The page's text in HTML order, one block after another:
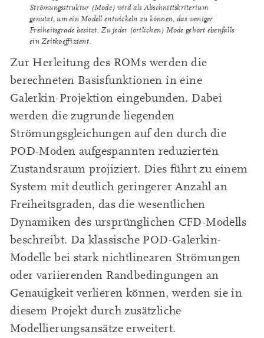
Strömungsstruktur (Mode) wird als Abschnittskriterium
genutzt, um ein Modell entwickeln zu können, das weniger
Freiheitsgrade besitzt. Zu jeder (örtlichen) Mode gehört ebenfalls
ein Zeitkoeffizient.
Zur Herleitung des ROMs werden die
berechneten Basisfunktionen in eine
Galerkin-Projektion eingebunden. Dabei
werden die zugrunde liegenden
Strömungsgleichungen auf den durch die
POD-Moden aufgespannten reduzierten
Zustandsraum projiziert. Dies führt zu einem
System mit deutlich geringerer Anzahl an
Freiheitsgraden, das die wesentlichen
Dynamiken des ursprünglichen CFD-Modells
beschreibt. Da klassische POD-Galerkin-
Modelle bei stark nichtlinearen Strömungen
oder variierenden Randbedingungen an
Genauigkeit verlieren können, werden sie in
diesem Projekt durch zusätzliche
Modellierungsansätze erweitert.